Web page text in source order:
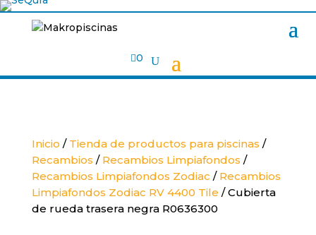
0
Inicio / Tienda de productos para piscinas /
Recambios / Recambios Limpiafondos /
Recambios Limpiafondos Zodiac / Recambios
Limpiafondos Zodiac RV 4400 Tile / Cubierta
de rueda trasera negra R0636300